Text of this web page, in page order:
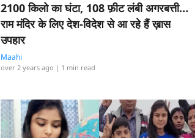
2100 किलो का घंटा, 108 फ़ीट लंबी अगरबत्ती…
राम मंदिर के लिए देश-विदेश से आ रहे हैं ख़ास
उपहार
Maahi
over 2 years ago | 1 min read